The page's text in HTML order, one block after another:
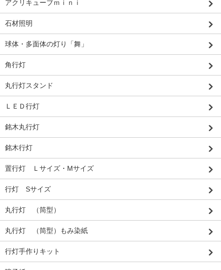
アクリキューブｍｉｎｉ
石材照明
球体・多面体の灯り「舞」
角行灯
丸行灯スタンド
ＬＥＤ行灯
銘木丸行灯
銘木行灯
置行灯 Ｌサイズ・Mサイズ
行灯 Sサイズ
丸行灯 （筒型）
丸行灯 （筒型）もみ染紙
行灯手作りキット